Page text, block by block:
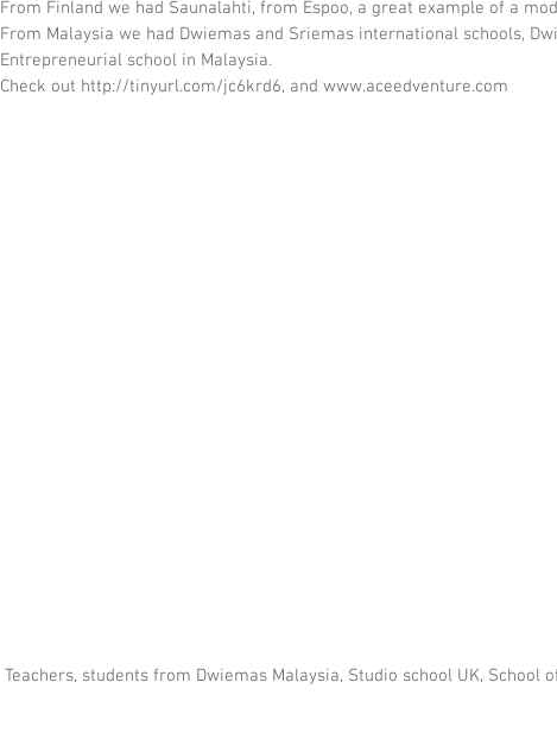
From Finland we had Saunalahti, from Espoo, a great example of a
From Malaysia we had Dwiemas and Sriemas international schools,
Entrepreneurial school in Malaysia.
Check out http://tinyurl.com/jc6krd6, and www.aceedventure.com
Teachers, students from Dwiemas Malaysia, Studio school UK, School